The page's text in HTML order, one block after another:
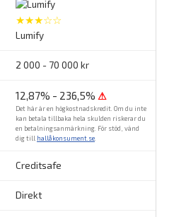
★★★☆☆
Lumify
2 000 - 70 000 kr
12,87% - 236,5% ⚠
Det här är en högkostnadskredit. Om du inte
kan betala tillbaka hela skulden riskerar du
en betalningsanmärkning. För stöd, vänd
dig till hallåkonsument.se
Creditsafe
Direkt